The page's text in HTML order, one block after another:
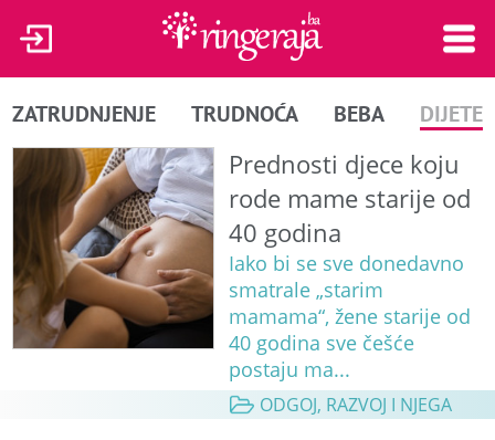
ZATRUDNJENJE TRUDNOĆA BEBA DIJETE
Prednosti djece koju
rode mame starije od
40 godina
Iako bi se sve donedavno
smatrale „starim
mamama“, žene starije od
40 godina sve češće
postaju ma...
ODGOJ, RAZVOJ I NJEGA